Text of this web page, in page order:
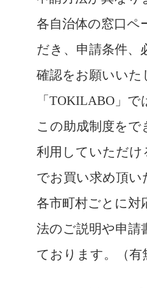
各自治体の窓口ペ
だき、申請条件、
確認をお願いい
「TOKILABO」
この助成制度をで
利用していただけ
でお買い求め頂い
各市町村ごとに対
法のご説明や申請
ております。（有